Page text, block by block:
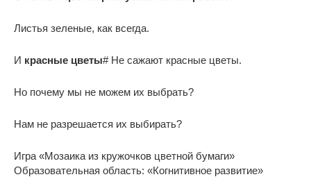
Листья зеленые, как всегда.
И красные цветы# Не сажают красные цветы.
Но почему мы не можем их выбрать?
Нам не разрешается их выбирать?
Игра «Мозаика из кружочков цветной бумаги»
Образовательная область: «Когнитивное развитие»